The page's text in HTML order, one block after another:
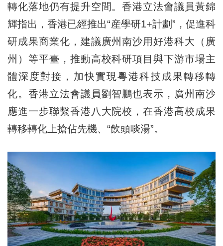
轉化落地仍有提升空間。香港立法會議員黃錦
輝指出，香港已經推出“産學研1+計劃”，促進科
研成果商業化，建議廣州南沙用好港科大（廣
州）等平臺，推動高校科研項目與下游市場主
體深度對接，加快實現粵港科技成果轉移轉
化。香港立法會議員劉智鵬也表示，廣州南沙
應進一步聯繫香港八大院校，在香港高校成果
轉移轉化上搶佔先機、“飲頭啖湯”。